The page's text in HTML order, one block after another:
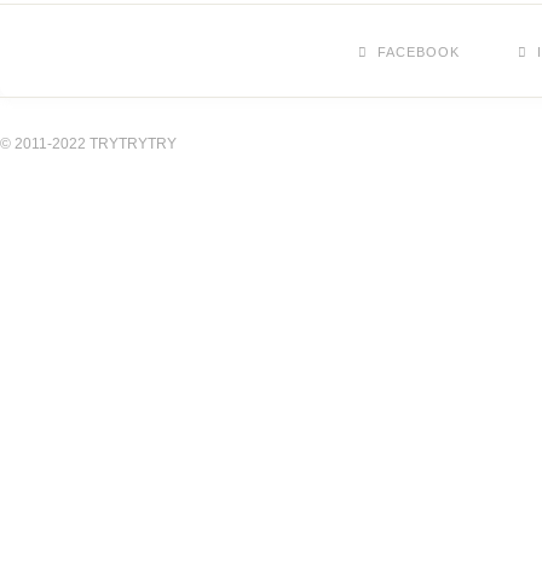
FACEBOOK
© 2011-2022 TRYTRYTRY